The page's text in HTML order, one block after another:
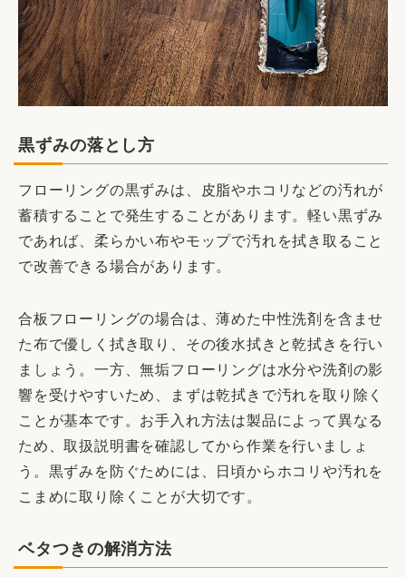
黒ずみの落とし方
フローリングの黒ずみは、皮脂やホコリなどの汚れが
蓄積することで発生することがあります。軽い黒ずみ
であれば、柔らかい布やモップで汚れを拭き取ること
で改善できる場合があります。
合板フローリングの場合は、薄めた中性洗剤を含ませ
た布で優しく拭き取り、その後水拭きと乾拭きを行い
ましょう。一方、無垢フローリングは水分や洗剤の影
響を受けやすいため、まずは乾拭きで汚れを取り除く
ことが基本です。お手入れ方法は製品によって異なる
ため、取扱説明書を確認してから作業を行いましょ
う。黒ずみを防ぐためには、日頃からホコリや汚れを
こまめに取り除くことが大切です。
ベタつきの解消方法